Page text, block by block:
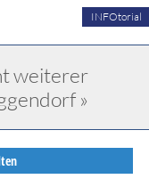
INFOtorial
weiterer
»